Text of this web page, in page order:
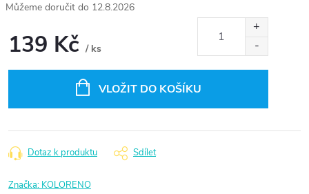
12.8.2026
139 Kč / ks
VLOŽIT DO KOŠÍKU
Dotaz k produktu Sdílet
Značka: KOLORENO